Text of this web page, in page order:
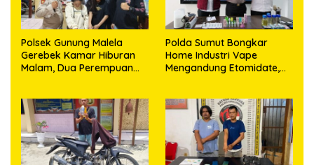
Polsek Gunung Malela
Gerebek Kamar Hiburan
Malam, Dua Perempuan
Polda Sumut Bongkar
Home Industri Vape
Mengandung Etomidate,